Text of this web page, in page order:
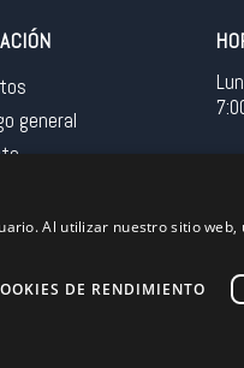
general
Al utilizar nuestro sitio web,
DE RENDIMIENTO